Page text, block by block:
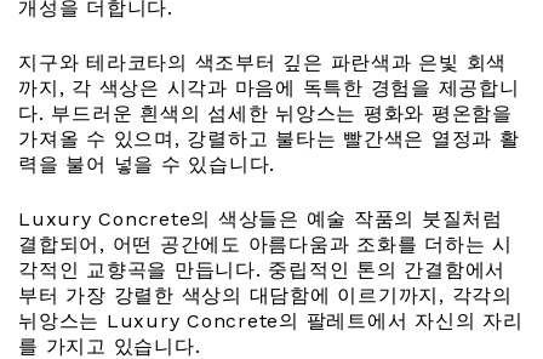
개성을 더합니다.
지구와 테라코타의 색조부터 깊은 파란색과 은빛 회색
까지, 각 색상은 시각과 마음에 독특한 경험을 제공합니
다. 부드러운 흰색의 섬세한 뉘앙스는 평화와 평온함을
가져올 수 있으며, 강렬하고 불타는 빨간색은 열정과 활
력을 불어 넣을 수 있습니다.
Luxury Concrete의 색상들은 예술 작품의 붓질처럼
결합되어, 어떤 공간에도 아름다움과 조화를 더하는 시
각적인 교향곡을 만듭니다. 중립적인 톤의 간결함에서
부터 가장 강렬한 색상의 대담함에 이르기까지, 각각의
뉘앙스는 Luxury Concrete의 팔레트에서 자신의 자리
를 가지고 있습니다.